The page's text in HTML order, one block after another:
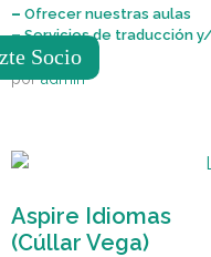
– Ofrecer nuestras aulas
–Servicios de traducción
por admin
Aspire Idiomas
(Cúllar Vega)
Socio